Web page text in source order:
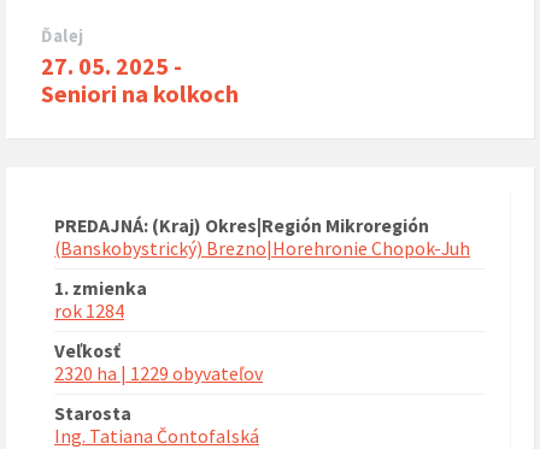
Ďalej
27. 05. 2025 -
Seniori na kolkoch
PREDAJNÁ: (Kraj) Okres|Región Mikroregión
(Banskobystrický) Brezno|Horehronie Chopok-Juh
1. zmienka
rok 1284
Veľkosť
2320 ha | 1229 obyvateľov
Starosta
Ing. Tatiana Čontofalská